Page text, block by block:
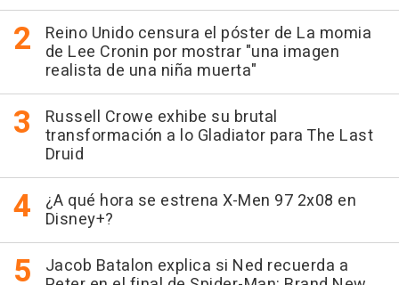
Reino Unido censura el póster de La momia
de Lee Cronin por mostrar "una imagen
realista de una niña muerta"
Russell Crowe exhibe su brutal
transformación a lo Gladiator para The Last
Druid
¿A qué hora se estrena X-Men 97 2x08 en
Disney+?
Jacob Batalon explica si Ned recuerda a